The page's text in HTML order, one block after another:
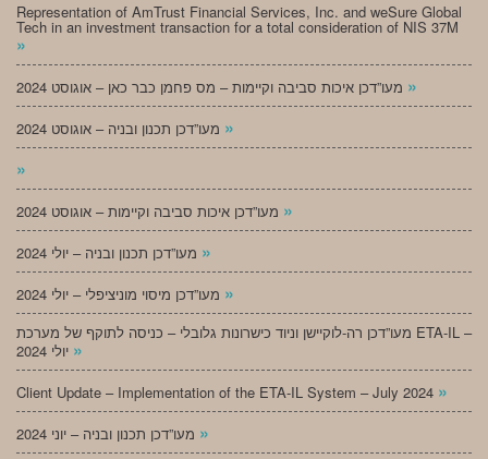
Representation of AmTrust Financial Services, Inc. and weSure Global
Tech in an investment transaction for a total consideration of NIS 37M
»
»
»
»
»
»
»
מעו”דכן רה-לוקיישן וניוד כישרונות גלובלי – כניסה לתוקף של מערכת ETA-IL –
»
Client Update – Implementation of the ETA-IL System – July 2024 »
»